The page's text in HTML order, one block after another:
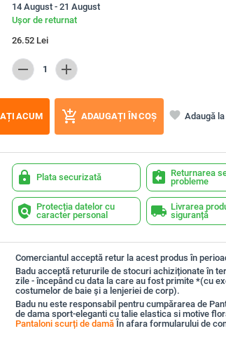
14 August - 21 August
Ușor de returnat
26.52Lei
remove 1 add
ACUM add_shopping_cart ADAUGAȚI ÎN COȘ favorite Adaugă
lock Plata securizată assignment_return Returnarea
probleme
policy Protecția datelor cu
caracter personal
local_shipping Livrarea
siguranță
Comerciantul acceptă retur la acest produs în
Badu acceptă retururile de stocuri achiziționate în
zile - începând cu data la care au fost primite *(cu
costumelor de baie și a lenjeriei de corp).
Badu nu este responsabil pentru cumpărarea de
de dama sport-eleganti cu talie elastica si motive
Pantaloni scurți de damăÎn afara formularului de